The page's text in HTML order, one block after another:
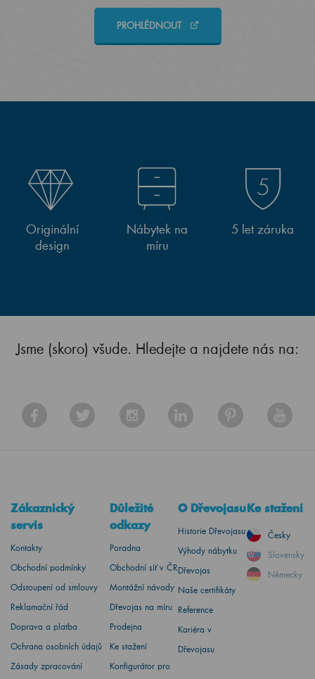
PROHLÉDNOUT
Originální
design
Nábytek na
míru
5 let záruka
Jsme (skoro) všude. Hledejte a najdete nás na:
Zákaznický
servis
Kontakty
Obchodní podmínky
Odstoupení od smlouvy
Reklamační řád
Doprava a platba
Ochrana osobních údajů
Zásady zpracování
Důležité
odkazy
Poradna
Obchodní síť v ČR
Montážní návody
Dřevojas na míru
Prodejna
Ke stažení
Konfigurátor pro
O Dřevojasu
Historie Dřevojasu
Výhody nábytku
Dřevojas
Naše certifikáty
Reference
Kariéra v
Dřevojasu
Ke stažení
Česky
Slovensky
Německy